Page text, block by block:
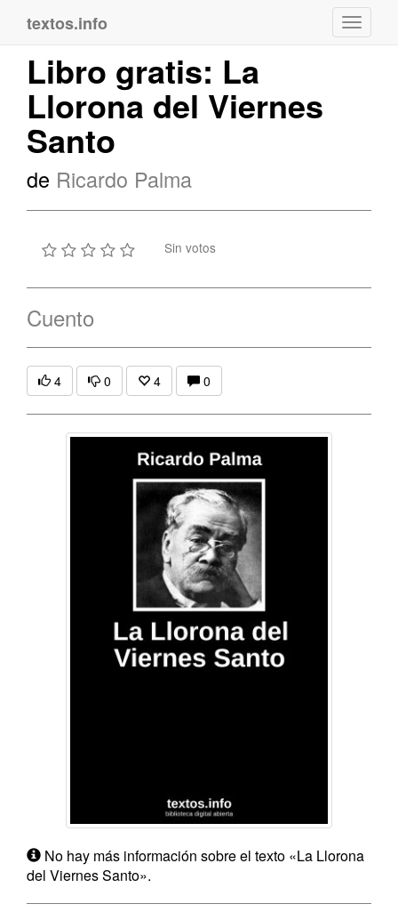
textos.info
Libro gratis: La
Llorona del Viernes
Santo
de Ricardo Palma
Sin votos
Cuento
4 0 4 0
No hay más información sobre el texto «La Llorona
del Viernes Santo».